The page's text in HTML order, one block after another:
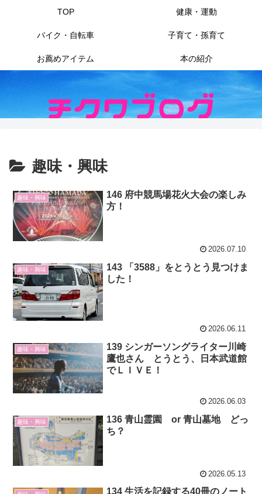
TOP 健康・運動
バイク・自転車 子育て・孫育て
お薦めアイテム 本の紹介
趣味・興味
趣味・興味
146 府中競馬場花火大会の楽しみ
方！
2026.07.10
趣味・興味
143 「3588」をとうとう見つけま
した！
2026.06.11
趣味・興味
139 シンガーソングライター川崎
鷹也さん とうとう、日本武道館
でＬＩＶＥ！
2026.06.03
趣味・興味
136 青山霊園 or 青山墓地 どっ
ち？
2026.05.13
134 生活を記録する40冊のノート